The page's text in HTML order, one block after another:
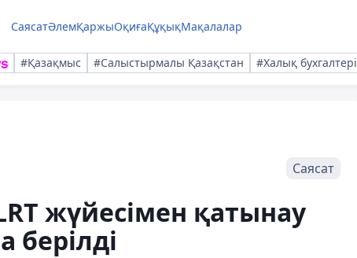
СаясатӘлемҚаржыОқиғаҚұқықМақалалар
#Қазақмыс #Салыстырмалы Қазақстан #Халық бухгалтері
Саясат
жүйесімен қатынау
берілді